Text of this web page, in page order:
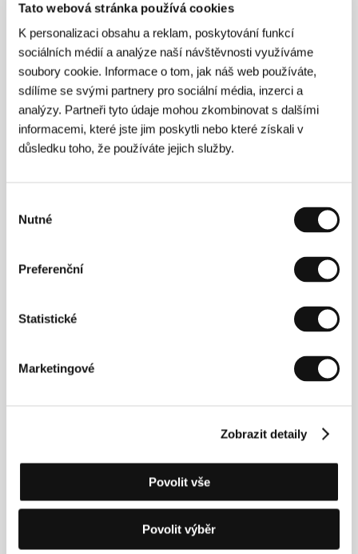
Tato webová stránka používá cookies
K personalizaci obsahu a reklam, poskytování funkcí
sociálních médií a analýze naší návštěvnosti využíváme
soubory cookie. Informace o tom, jak náš web používáte,
sdílíme se svými partnery pro sociální média, inzerci a
analýzy. Partneři tyto údaje mohou zkombinovat s dalšími
informacemi, které jste jim poskytli nebo které získali v
důsledku toho, že používáte jejich služby.
souhlasu
Nutné
Preferenční
Statistické
Marketingové
Zobrazit detaily
Povolit vše
Povolit výběr
Sarah Bertrandováse prosadila jako divadelní,
filmová a televizní herečka. Od počátku 90. let hrála
v téměř dvaceti televizních filmech a seriálech a
objevila se i v několika filmech pro kina, např.Návrat
Casanovy
Le retour de Casanova
Niermans),Roulez jeunesse!(Do toho, mládeži!, 1992;
r. Jacques Fansten) aSexes faibles!(
(Des nouvelles du cinéma). Snímek
je její
první film.
Central Films
Tel: +33 1 445 411 54